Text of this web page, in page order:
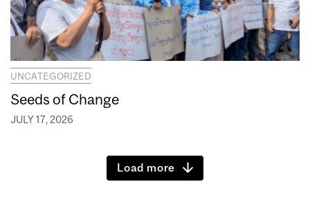
UNCATEGORIZED
Seeds of Change
JULY 17, 2026
Load more